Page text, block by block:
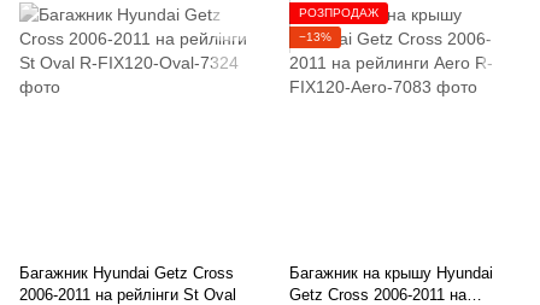
Багажник Hyundai Getz Cross
2006-2011 на рейлінги St Oval
РОЗПРОДАЖ
−13%
Багажник на крышу Hyundai
Getz Cross 2006-2011 на